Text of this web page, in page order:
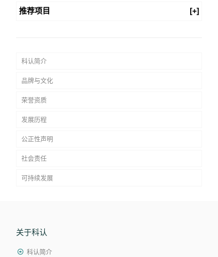
推荐项目 [+]
科认简介
品牌与文化
荣誉资质
发展历程
公正性声明
社会责任
可持续发展
关于科认
科认简介